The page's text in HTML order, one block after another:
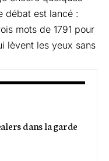
débat est lancé :
mots de 1791 pour
lèvent les yeux sans
dans la garde